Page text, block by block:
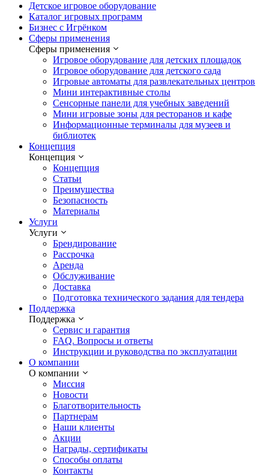
Детское игровое оборудование
Каталог игровых программ
Бизнес с Игрёнком
Сферы применения
Сферы применения
Игровое оборудование для детских площадок
Игровое оборудование для детского сада
Игровые автоматы для развлекательных центров
Мини интерактивные столы
Сенсорные панели для учебных заведений
Мини игровые зоны для ресторанов и кафе
Информационные терминалы для музеев и
библиотек
Концепция
Концепция
Концепция
Статьи
Преимущества
Безопасность
Материалы
Услуги
Услуги
Брендирование
Рассрочка
Аренда
Обслуживание
Доставка
Подготовка технического задания для тендера
Поддержка
Поддержка
Сервис и гарантия
FAQ. Вопросы и ответы
Инструкции и руководства по эксплуатации
О компании
О компании
Миссия
Новости
Благотворительность
Партнерам
Наши клиенты
Акции
Награды, сертификаты
Способы оплаты
Контакты